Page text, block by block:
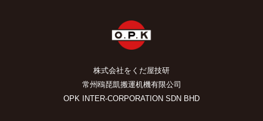
株式会社をくだ屋技研
常州鴎琵凱搬運机機有限公司
OPK INTER-CORPORATION SDN BHD